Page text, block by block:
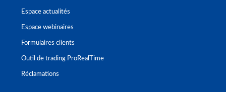
Espace actualités
Espace webinaires
Formulaires clients
Outil de trading ProRealTime
Réclamations